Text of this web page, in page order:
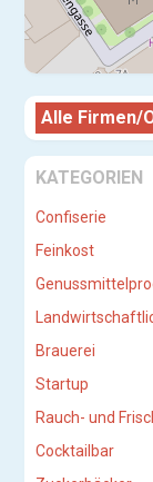
Alle Firmen/
KATEGORIEN
Confiserie
Feinkost
Brauerei
Startup
Rauch- und
Cocktailbar